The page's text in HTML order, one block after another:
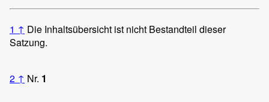
1 ↑ Die Inhaltsübersicht ist nicht Bestandteil dieser
Satzung.
2 ↑ Nr. 1